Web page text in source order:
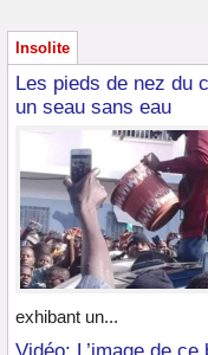
Insolite
Les pieds de nez du
un seau sans eau
exhibant un...